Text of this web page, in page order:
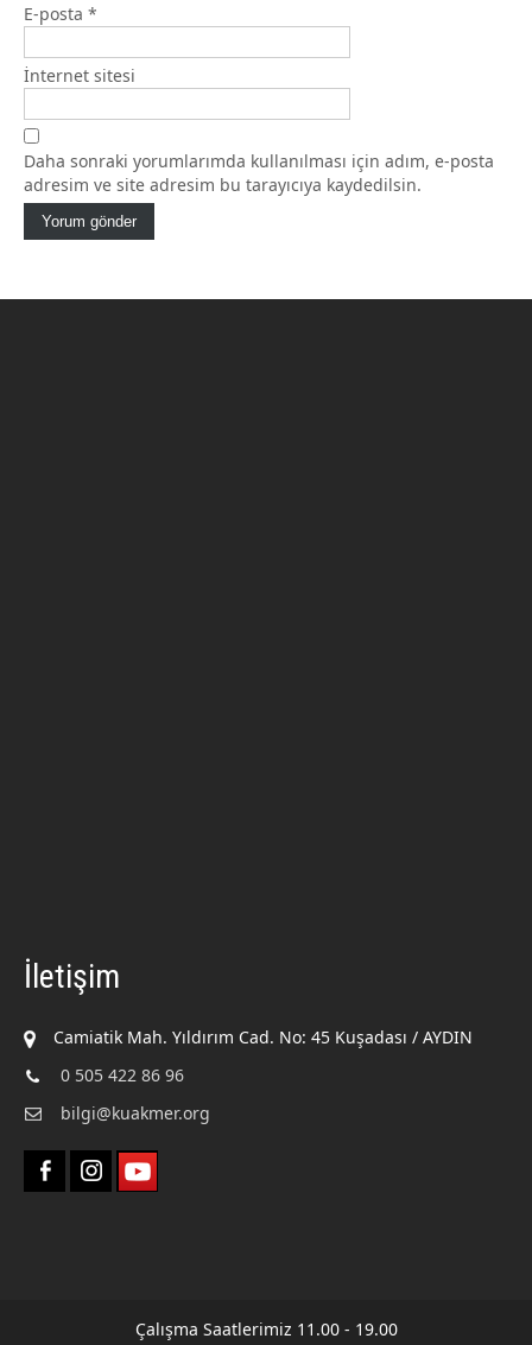
E-posta *
İnternet sitesi
Daha sonraki yorumlarımda kullanılması için adım, e-posta
adresim ve site adresim bu tarayıcıya kaydedilsin.
İletişim
Camiatik Mah. Yıldırım Cad. No: 45 Kuşadası / AYDIN
0 505 422 86 96
bilgi@kuakmer.org
Çalışma Saatlerimiz 11.00 - 19.00